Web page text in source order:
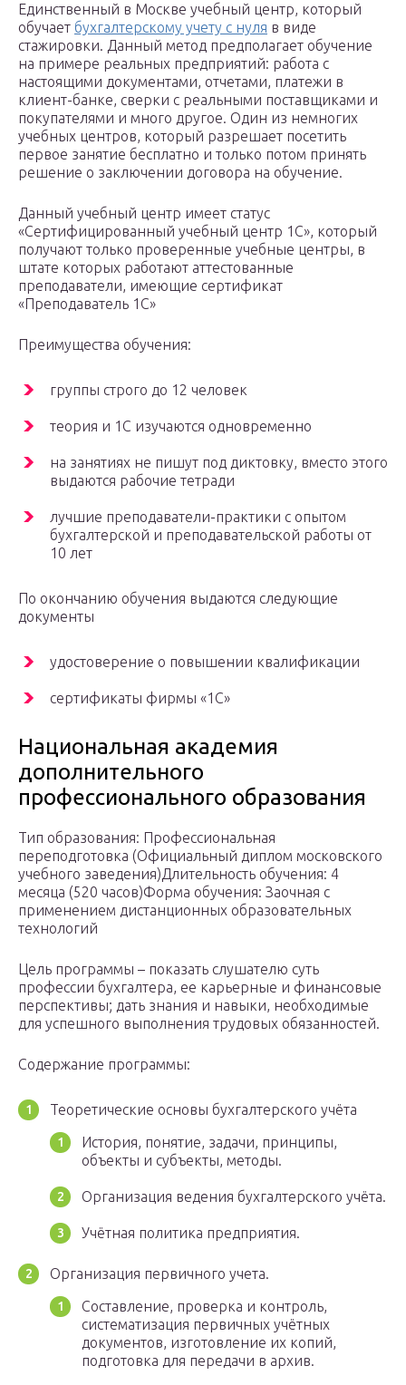
Единственный в Москве учебный центр, который
обучает бухгалтерскому учету с нуля в виде
стажировки. Данный метод предполагает обучение
на примере реальных предприятий: работа с
настоящими документами, отчетами, платежи в
клиент-банке, сверки с реальными поставщиками и
покупателями и много другое. Один из немногих
учебных центров, который разрешает посетить
первое занятие бесплатно и только потом принять
решение о заключении договора на обучение.
Данный учебный центр имеет статус
«Сертифицированный учебный центр 1С», который
получают только проверенные учебные центры, в
штате которых работают аттестованные
преподаватели, имеющие сертификат
«Преподаватель 1С»
Преимущества обучения:
группы строго до 12 человек
теория и 1С изучаются одновременно
на занятиях не пишут под диктовку, вместо этого
выдаются рабочие тетради
лучшие преподаватели-практики с опытом
бухгалтерской и преподавательской работы от
10 лет
По окончанию обучения выдаются следующие
документы
удостоверение о повышении квалификации
сертификаты фирмы «1С»
Национальная академия
дополнительного
профессионального образования
Тип образования: Профессиональная
переподготовка (Официальный диплом московского
учебного заведения)Длительность обучения: 4
месяца (520 часов)Форма обучения: Заочная с
применением дистанционных образовательных
технологий
Цель программы – показать слушателю суть
профессии бухгалтера, ее карьерные и финансовые
перспективы; дать знания и навыки, необходимые
для успешного выполнения трудовых обязанностей.
Содержание программы:
Теоретические основы бухгалтерского учёта
История, понятие, задачи, принципы,
объекты и субъекты, методы.
Организация ведения бухгалтерского учёта.
Учётная политика предприятия.
Организация первичного учета.
Составление, проверка и контроль,
систематизация первичных учётных
документов, изготовление их копий,
подготовка для передачи в архив.